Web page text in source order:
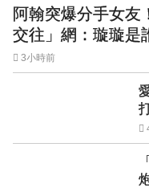
阿翰突爆分手女友
交往」網：璇璇是
3小時前